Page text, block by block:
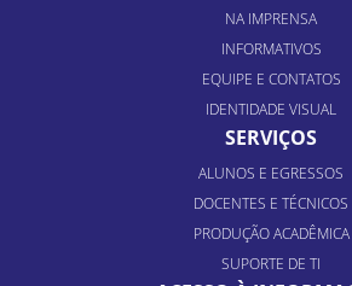
NA IMPRENSA
INFORMATIVOS
EQUIPE E CONTATOS
IDENTIDADE VISUAL
SERVIÇOS
ALUNOS E EGRESSOS
DOCENTES E TÉCNICOS
PRODUÇÃO ACADÊMICA
SUPORTE DE TI